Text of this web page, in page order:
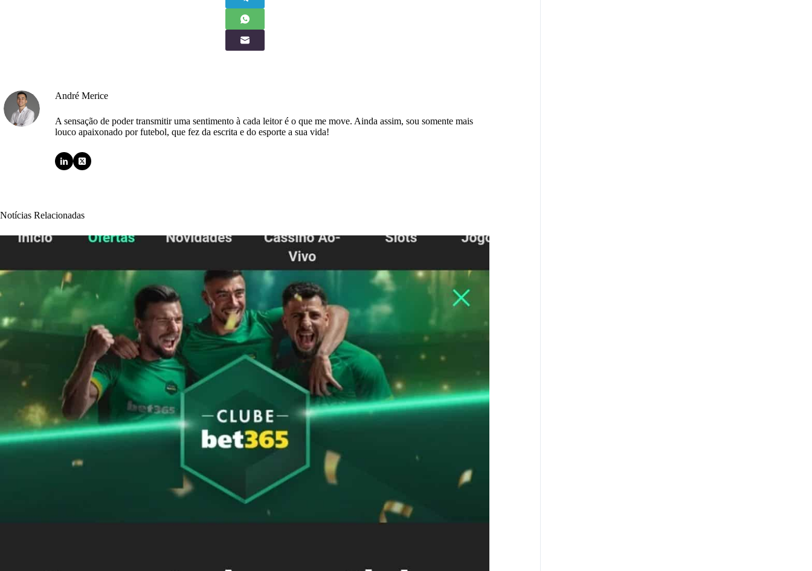
André Merice
A sensação de poder transmitir uma sentimento à cada leitor é o que me move. Ainda assim, sou somente mais
louco apaixonado por futebol, que fez da escrita e do esporte a sua vida!
Notícias Relacionadas